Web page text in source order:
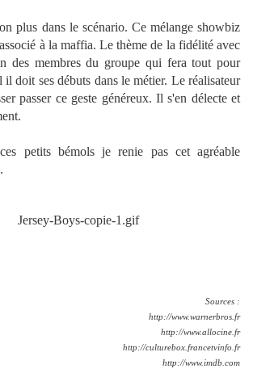
plus dans le scénario. Ce mélange showbiz
à la maffia. Le thème de la fidélité avec
des membres du groupe qui fera tout pour
il doit ses débuts dans le métier. Le réalisateur
passer ce geste généreux. Il s'en délecte et
petits bémols je renie pas cet agréable
Sources :
http://www.warnerbros.fr
http://www.allocine.fr
http://culturebox.francetvinfo.fr
http://www.imdb.com